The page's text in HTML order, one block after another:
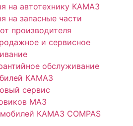
на автотехнику КАМАЗ
на запасные части
производителя
и сервисное
обслуживание
КАМАЗ
сервис
МАЗ
КАМАЗ COMPAS